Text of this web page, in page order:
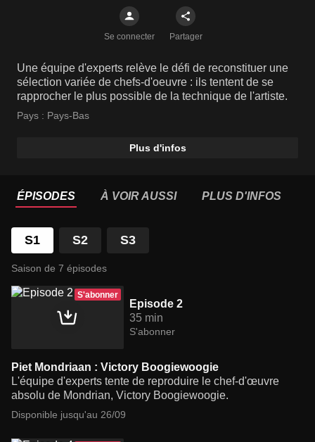
Se connecter Partager
Une équipe d'experts relève le défi de reconstituer une
sélection variée de chefs-d'oeuvre : ils tentent de se
rapprocher le plus possible de la technique de l'artiste.
Pays : Pays-Bas
Plus d'infos
ÉPISODES À VOIR AUSSI PLUS D'INFOS
S1 S2 S3
Saison de 7 épisodes
S'abonner
Episode 2
35 min
S'abonner
Piet Mondriaan : Victory Boogiewoogie
L'équipe d'experts tente de reproduire le chef-d'œuvre
absolu de Mondrian, Victory Boogiewoogie.
Disponible jusqu'au 26/09